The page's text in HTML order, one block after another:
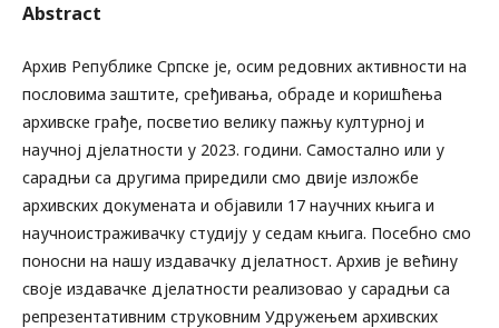
Abstract
Архив Републике Српске је, осим редовних активности на
пословима заштите, сређивања, обраде и коришћења
архивске грађе, посветио велику пажњу културној и
научној дјелатности у 2023. години. Самостално или у
сарадњи са другима приредили смо двије изложбе
архивских докумената и објавили 17 научних књига и
научноистраживачку студију у седам књига. Посебно смо
поносни на нашу издавачку дјелатност. Архив је већину
своје издавачке дјелатности реализовао у сарадњи са
репрезентативним струковним Удружењем архивских